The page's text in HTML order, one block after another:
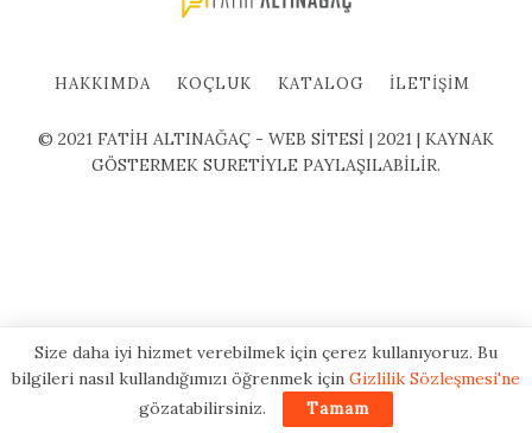
HAKKIMDA KOÇLUK KATALOG İLETIŞIM
© 2021 FATİH ALTINAĞAÇ - WEB SİTESİ | 2021 | KAYNAK
GÖSTERMEK SURETİYLE PAYLAŞILABİLİR.
Size daha iyi hizmet verebilmek için çerez kullanıyoruz. Bu
bilgileri nasıl kullandığımızı öğrenmek için Gizlilik Sözleşmesi'ne
gözatabilirsiniz.
Tamam